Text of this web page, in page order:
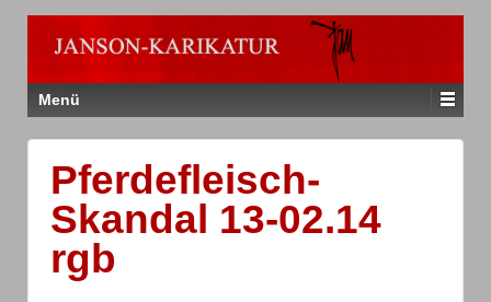
Menü
Pferdefleisch-
Skandal 13-02.14
rgb